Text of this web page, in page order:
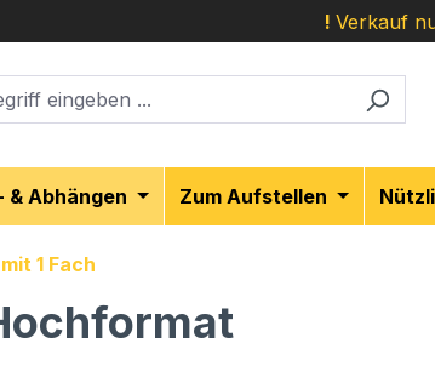
! Verkauf
& Abhängen Zum Aufstellen
1 Fach